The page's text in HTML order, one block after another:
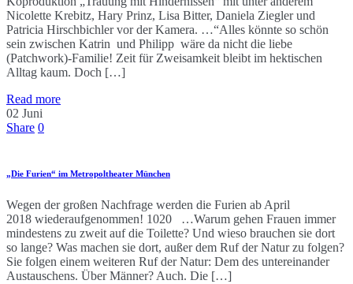
Nicolette Krebitz, Hary Prinz, Lisa Bitter, Daniela Ziegler und
Patricia Hirschbichler vor der Kamera. …“Alles könnte so schön
sein zwischen Katrin und Philipp wäre da nicht die liebe
(Patchwork)-Familie! Zeit für Zweisamkeit bleibt im hektischen
Alltag kaum. Doch […]
Read more
02 Juni
Share 0
„Die Furien“ im Metropoltheater München
Wegen der großen Nachfrage werden die Furien ab April
2018 wiederaufgenommen! 1020 …Warum gehen Frauen immer
mindestens zu zweit auf die Toilette? Und wieso brauchen sie dort
so lange? Was machen sie dort, außer dem Ruf der Natur zu folgen?
Sie folgen einem weiteren Ruf der Natur: Dem des untereinander
Austauschens. Über Männer? Auch. Die […]